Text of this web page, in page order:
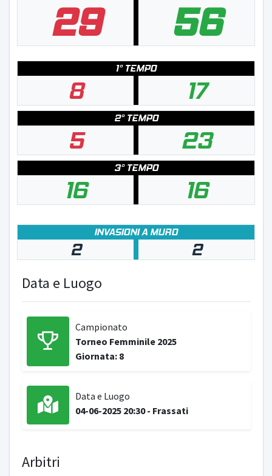
29 56
1° TEMPO
8 17
2° TEMPO
5 23
3° TEMPO
16 16
INVASIONI A MURO
2 2
Data e Luogo
Campionato
Torneo Femminile 2025
Giornata: 8
Data e Luogo
04-06-2025 20:30 - Frassati
Arbitri